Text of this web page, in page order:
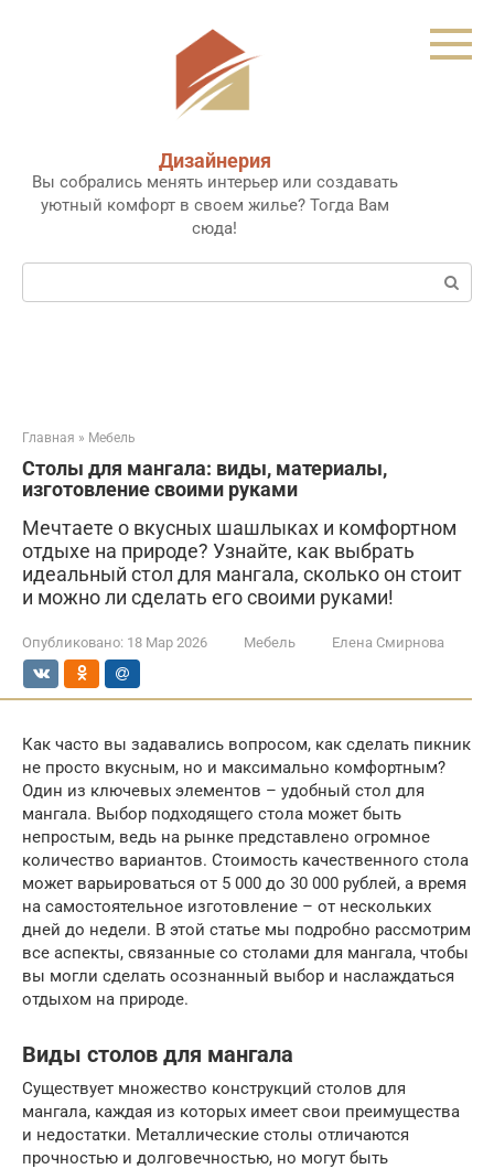
Дизайнерия
Вы собрались менять интерьер или создавать
уютный комфорт в своем жилье? Тогда Вам
сюда!
Поиск:
Главная » Мебель
Столы для мангала: виды, материалы,
изготовление своими руками
Мечтаете о вкусных шашлыках и комфортном
отдыхе на природе? Узнайте, как выбрать
идеальный стол для мангала, сколько он стоит
и можно ли сделать его своими руками!
Опубликовано: 18 Мар 2026 Мебель Елена Смирнова
Как часто вы задавались вопросом, как сделать пикник
не просто вкусным, но и максимально комфортным?
Один из ключевых элементов – удобный стол для
мангала. Выбор подходящего стола может быть
непростым, ведь на рынке представлено огромное
количество вариантов. Стоимость качественного стола
может варьироваться от 5 000 до 30 000 рублей, а время
на самостоятельное изготовление – от нескольких
дней до недели. В этой статье мы подробно рассмотрим
все аспекты, связанные со столами для мангала, чтобы
вы могли сделать осознанный выбор и наслаждаться
отдыхом на природе.
Виды столов для мангала
Существует множество конструкций столов для
мангала, каждая из которых имеет свои преимущества
и недостатки. Металлические столы отличаются
прочностью и долговечностью, но могут быть